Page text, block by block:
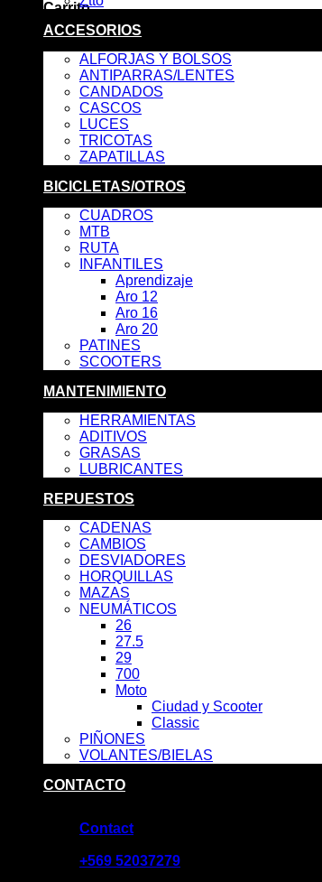
Carrito
ACCESORIOS
ALFORJAS Y BOLSOS
ANTIPARRAS/LENTES
CANDADOS
CASCOS
LUCES
TRICOTAS
ZAPATILLAS
BICICLETAS/OTROS
CUADROS
MTB
RUTA
INFANTILES
Aprendizaje
Aro 12
Aro 16
Aro 20
PATINES
SCOOTERS
MANTENIMIENTO
HERRAMIENTAS
ADITIVOS
GRASAS
LUBRICANTES
REPUESTOS
CADENAS
CAMBIOS
DESVIADORES
HORQUILLAS
MAZAS
NEUMÁTICOS
26
27.5
29
700
Moto
Ciudad y Scooter
Classic
PIÑONES
VOLANTES/BIELAS
CONTACTO
Contact
+569 52037279